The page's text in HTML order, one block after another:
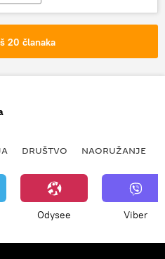
20 članaka
DRUŠTVO NAORUŽANJE
Odysee Viber